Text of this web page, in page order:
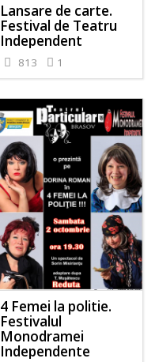
Lansare de carte.
Festival de Teatru
Independent
813 1
4 Femei la politie.
Festivalul
Monodramei
Independente